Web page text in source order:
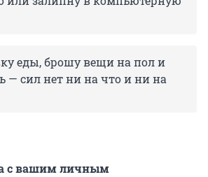
еды, брошу вещи на пол и
— сил нет ни на что и ни на
с вашим личным